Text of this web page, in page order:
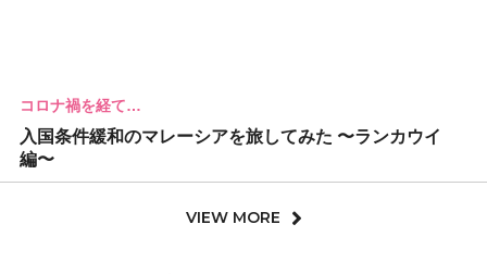
コロナ禍を経て…
入国条件緩和のマレーシアを旅してみた 〜ランカウイ
編〜
VIEW MORE